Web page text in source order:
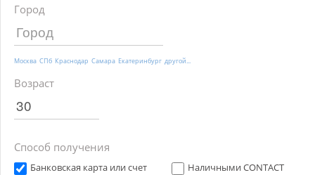
Город
Москва СПб Краснодар Самара Екатеринбург другой...
Возраст
Способ получения
Банковская карта или счет Наличными CONTACT